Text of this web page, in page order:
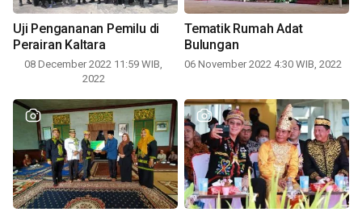
Uji Pengananan Pemilu di
Perairan Kaltara
08 December 2022 11:59 WIB,
2022
Tematik Rumah Adat
Bulungan
06 November 2022 4:30 WIB, 2022